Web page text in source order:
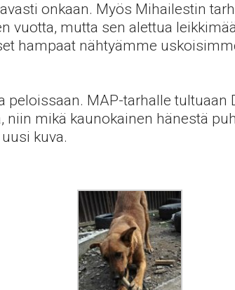
onkaan. Myös Mihailestin
vuotta, mutta sen alettua
hampaat nähtyämme
peloissaan. MAP-tarhalle tultuaan
mikä kaunokainen hänestä
kuva.